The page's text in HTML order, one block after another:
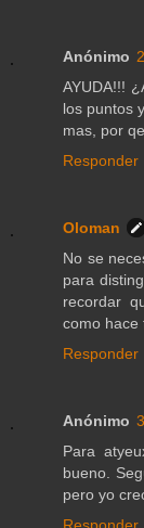
Anónimo
AYUDA!!!
los puntos
mas, por
Responder
Oloman
No se
para
recordar
como hace
Responder
Anónimo
Para
bueno.
pero yo